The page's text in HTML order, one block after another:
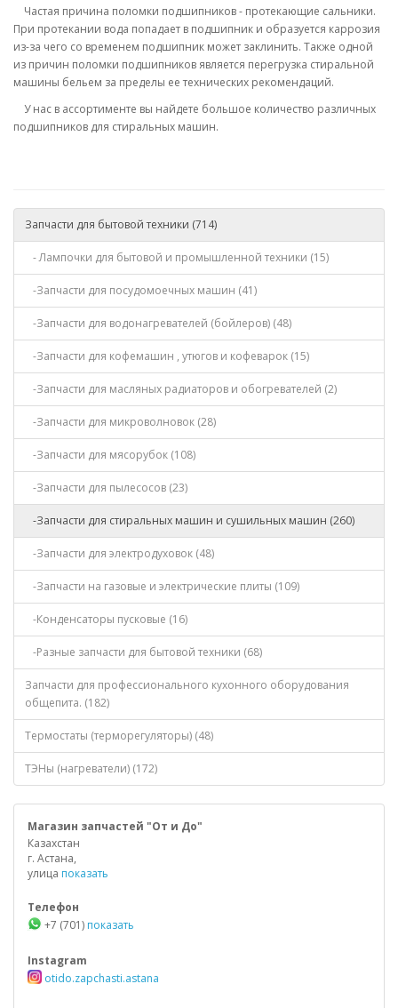
Частая причина поломки подшипников - протекающие сальники.
При протекании вода попадает в подшипник и образуется каррозия
из-за чего со временем подшипник может заклинить. Также одной
из причин поломки подшипников является перегрузка стиральной
машины бельем за пределы ее технических рекомендаций.
У нас в ассортименте вы найдете большое количество различных
подшипников для стиральных машин.
Запчасти для бытовой техники (714)
- Лампочки для бытовой и промышленной техники (15)
-Запчасти для посудомоечных машин (41)
-Запчасти для водонагревателей (бойлеров) (48)
-Запчасти для кофемашин , утюгов и кофеварок (15)
-Запчасти для масляных радиаторов и обогревателей (2)
-Запчасти для микроволновок (28)
-Запчасти для мясорубок (108)
-Запчасти для пылесосов (23)
-Запчасти для стиральных машин и сушильных машин (260)
-Запчасти для электродуховок (48)
-Запчасти на газовые и электрические плиты (109)
-Конденсаторы пусковые (16)
-Разные запчасти для бытовой техники (68)
Запчасти для профессионального кухонного оборудования
общепита. (182)
Термостаты (терморегуляторы) (48)
ТЭНы (нагреватели) (172)
Магазин запчастей "От и До"
Казахстан
г. Астана,
улица показать
Телефон
+7 (701) показать
Instagram
otido.zapchasti.astana